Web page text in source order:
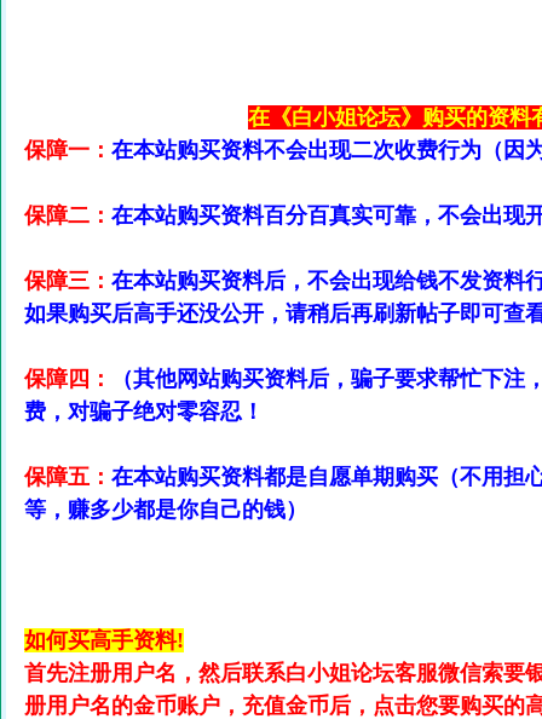
在《白小姐论坛》购买的资料
保障一： 在本站购买资料不会出现二次收费行为（因
保障二： 在本站购买资料百分百真实可靠，不会出现
保障三： 在本站购买资料后，不会出现给钱不发资料
如果购买后高手还没公开，请稍后再刷新帖子即可查
保障四：
（其他网站购买资料后，骗子要求帮忙下
费，对骗子绝对零容忍！
保障五： 在本站购买资料都是自愿单期购买（不用担
等，赚多少都是你自己的钱）
如何买高手资料!
首先注册用户名，然后联系白小姐论坛客服微信索要
册用户名的金币账户，充值金币后，点击您要购买的